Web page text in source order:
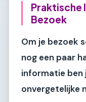
Praktische
Bezoek
Om je bezoek
nog een paar
informatie ben
onvergetelijke